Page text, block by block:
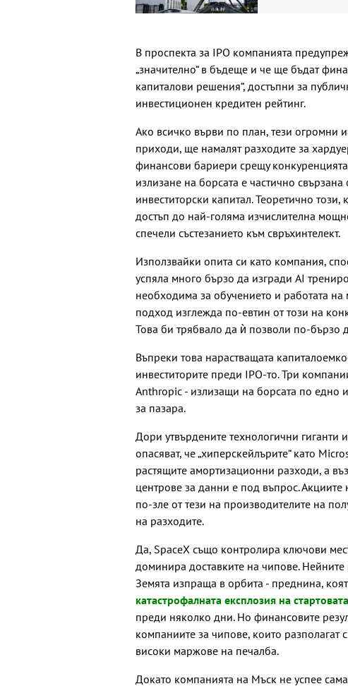
В проспекта за IPO компанията
„значително“ в бъдеще и че ще бъдат
капиталови решения“, достъпни за
инвестиционен кредитен рейтинг.
Ако всичко върви по план, тези огромни
приходи, ще намалят разходите за
финансови бариери срещу
излизане на борсата е частично
инвеститорски капитал. Теоретично
достъп до най-голяма изчислителна
спечели състезанието към свръхинтелект.
Използвайки опита си като компания,
успяла много бързо да изгради AI
необходима за обучението и работата
подход изглежда по-евтин от този на
Това би трябвало да ѝ позволи по-бързо
Въпреки това нарастващата
инвеститорите преди IPO-то. Три
Anthropic - излизащи на борсата по едно
за пазара.
Дори утвърдените технологични гиганти
опасяват, че „хиперскейлърите“ като
растящите амортизационни разходи, а
центрове за данни е под въпрос. Акциите
по-зле от тези на производителите на
на разходите.
Да, SpaceX също контролира ключови
доминира доставките на чипове. Нейните
Земята изпраща в орбита - преднина,
катастрофалната експлозия на
преди няколко дни. Но финансовите
компаниите за чипове, които разполагат
високи маржове на печалба.
Докато компанията на Мъск не успее